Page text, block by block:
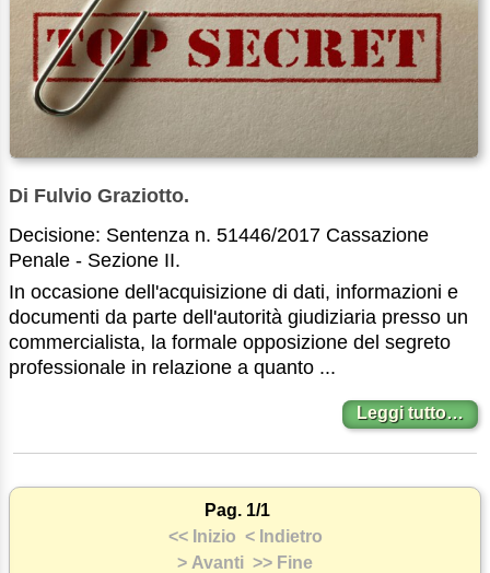
Di Fulvio Graziotto.
Decisione: Sentenza n. 51446/2017 Cassazione
Penale - Sezione II.
In occasione dell'acquisizione di dati, informazioni e
documenti da parte dell'autorità giudiziaria presso un
commercialista, la formale opposizione del segreto
professionale in relazione a quanto ...
Leggi tutto…
Pag. 1/1
<< Inizio < Indietro
> Avanti >> Fine